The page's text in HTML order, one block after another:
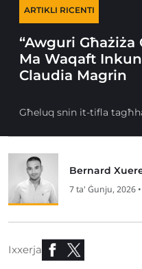
ARTIKLI RICENTI
“Awguri
Ma Waqaft
Claudia Magrin
Għeluq snin it-tifla
Bernard
7 ta' Ġunju, 2026
Ixxerja